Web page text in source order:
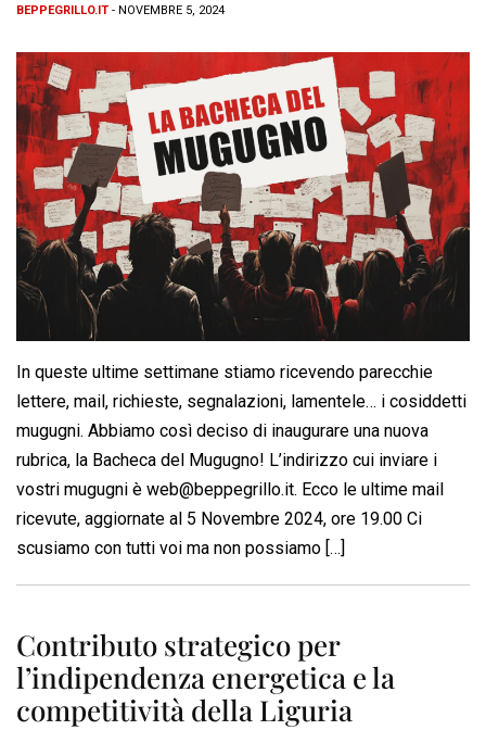
BEPPEGRILLO.IT - NOVEMBRE 5, 2024
In queste ultime settimane stiamo ricevendo parecchie
lettere, mail, richieste, segnalazioni, lamentele… i cosiddetti
mugugni. Abbiamo così deciso di inaugurare una nuova
rubrica, la Bacheca del Mugugno! L’indirizzo cui inviare i
vostri mugugni è web@beppegrillo.it. Ecco le ultime mail
ricevute, aggiornate al 5 Novembre 2024, ore 19.00 Ci
scusiamo con tutti voi ma non possiamo […]
Contributo strategico per
l’indipendenza energetica e la
competitività della Liguria